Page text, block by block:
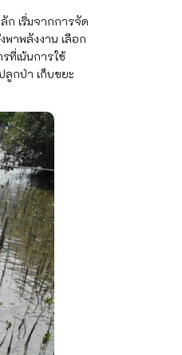
เริ่มจากการจัด
พาพลังงาน เลือก
ที่เน้นการใช้
ลูกป่า เก็บขยะ